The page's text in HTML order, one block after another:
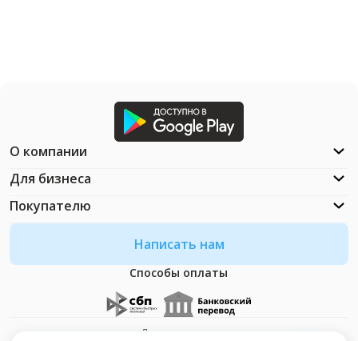
Написать нам
Способы оплаты
О компании
Для бизнеса
Покупателю
Документация